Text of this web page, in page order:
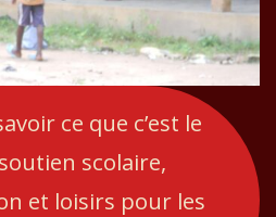
ce que c’est le
scolaire,
et loisirs pour les